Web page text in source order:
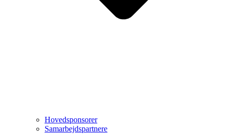
Hovedsponsorer
Samarbejdspartnere